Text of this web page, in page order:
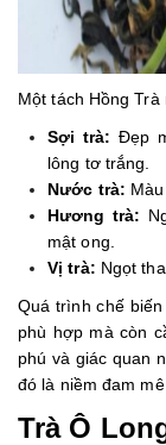
Một tách Hồng
Sợi trà: Đẹp
lông tơ trắng.
Nước trà:
Hương trà:
mật ong.
Vị trà: Ngọt
Quá trình chế
phù hợp mà còn
phú và giác quan
đó là niềm đam
Trà Ô